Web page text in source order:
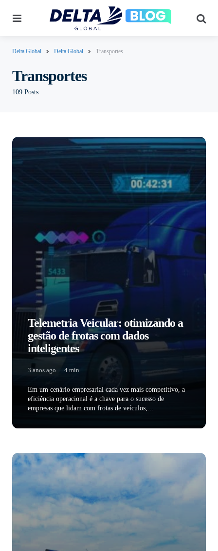
Delta Global Delta Global Transportes
109 Posts
Transportes
Telemetria Veicular: otimizando a
gestão de frotas com dados
inteligentes
3 anos ago 4 min
Em um cenário empresarial cada vez mais competitivo, a
eficiência operacional é a chave para o sucesso de
empresas que lidam com frotas de veículos,...